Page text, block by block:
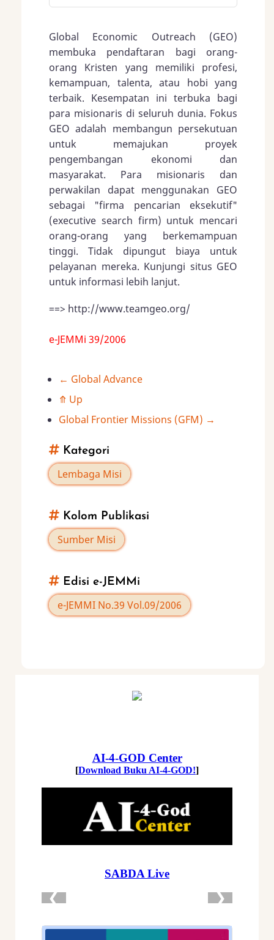
Global Economic Outreach (GEO)
membuka pendaftaran bagi orang-
orang Kristen yang memiliki profesi,
kemampuan, talenta, atau hobi yang
terbaik. Kesempatan ini terbuka bagi
para misionaris di seluruh dunia. Fokus
GEO adalah membangun persekutuan
untuk memajukan proyek
pengembangan ekonomi dan
masyarakat. Para misionaris dan
perwakilan dapat menggunakan GEO
sebagai "firma pencarian eksekutif"
(executive search firm) untuk mencari
orang-orang yang berkemampuan
tinggi. Tidak dipungut biaya untuk
pelayanan mereka. Kunjungi situs GEO
untuk informasi lebih lanjut.
==> http://www.teamgeo.org/
e-JEMMi 39/2006
Book
traversal
links
for
Economic
← Global Advance
⤊ Up
Global Frontier Missions (GFM) →
Kategori
Lembaga Misi
Kolom Publikasi
Sumber Misi
Edisi e-JEMMi
e-JEMMI No.39 Vol.09/2006